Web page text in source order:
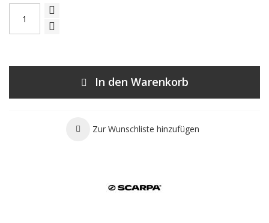
In den Warenkorb
Zur Wunschliste hinzufügen